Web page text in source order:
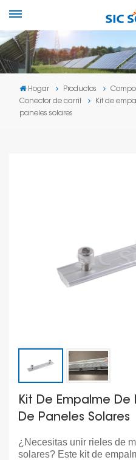
Hogar Productos
Conector de carril
Kit de
paneles solares
Kit De Empalme De
De Paneles Solares
¿Necesitas unir rieles de
solares? Este kit de